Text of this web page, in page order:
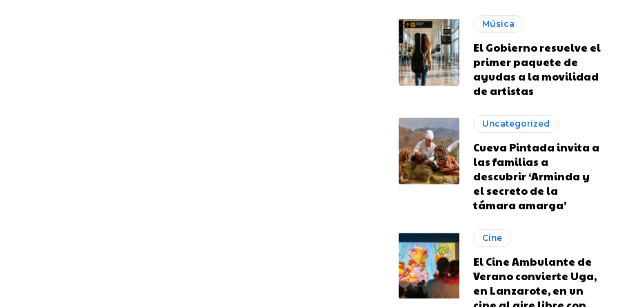
Música
El Gobierno resuelve el
primer paquete de
ayudas a la movilidad
de artistas
Uncategorized
Cueva Pintada invita a
las familias a
descubrir ‘Arminda y
el secreto de la
támara amarga’
Cine
El Cine Ambulante de
Verano convierte Uga,
en Lanzarote, en un